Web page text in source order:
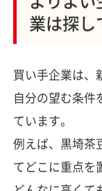
業は探し
買い手企業は、
自分の望む条件
ています。
例えば、黒埼茶
てどこに重点を